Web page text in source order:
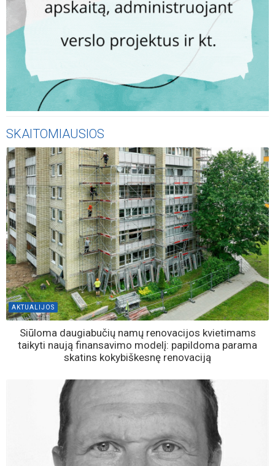
SKAITOMIAUSIOS
AKTUALIJOS
Siūloma daugiabučių namų renovacijos kvietimams
taikyti naują finansavimo modelį: papildoma parama
skatins kokybiškesnę renovaciją